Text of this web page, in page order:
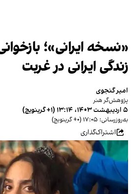
«نسخه ایرانی»؛
زندگی ایرانی در غربت
امیر گنجوی
پژوهش‌گر هنر
۵ اردیبهشت ۱۴۰۳، ۱۳:۱۴ (‎+۱ گرینویچ)
به‌روزرسانی: ۱۷:۰۵ (‎+۰ گرینویچ)
اشتراک‌گذاری